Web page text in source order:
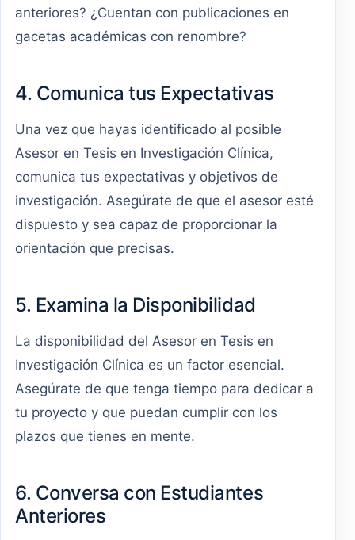
anteriores? ¿Cuentan con publicaciones en
gacetas académicas con renombre?
4. Comunica tus Expectativas
Una vez que hayas identificado al posible
Asesor en Tesis en Investigación Clínica,
comunica tus expectativas y objetivos de
investigación. Asegúrate de que el asesor esté
dispuesto y sea capaz de proporcionar la
orientación que precisas.
5. Examina la Disponibilidad
La disponibilidad del Asesor en Tesis en
Investigación Clínica es un factor esencial.
Asegúrate de que tenga tiempo para dedicar a
tu proyecto y que puedan cumplir con los
plazos que tienes en mente.
6. Conversa con Estudiantes
Anteriores